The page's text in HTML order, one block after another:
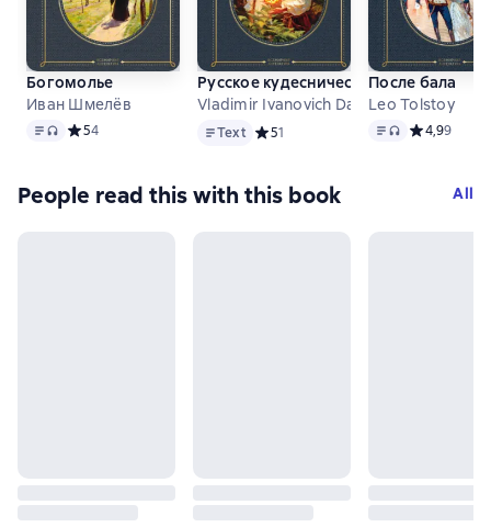
Богомолье
Иван Шмелёв
Text, audio format available
Средний рейтинг 5 на основе 4 оценок
54
Русское кудесничество и
Vladimir Ivanovich Dal and others
TextText Средний рейтинг 5 на основе 1
51
После бала
Leo Tolstoy
Text, audio format
Средний
4,99
People read this with this book All